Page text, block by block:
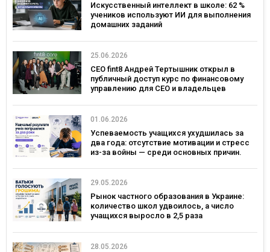
Искусственный интеллект в школе: 62 %
учеников используют ИИ для выполнения
домашних заданий
25.06.2026
CEO fint8 Андрей Тертышник открыл в
публичный доступ курс по финансовому
управлению для CEO и владельцев
01.06.2026
Успеваемость учащихся ухудшилась за
два года: отсутствие мотивации и стресс
из-за войны — среди основных причин.
29.05.2026
Рынок частного образования в Украине:
количество школ удвоилось, а число
учащихся выросло в 2,5 раза
28.05.2026